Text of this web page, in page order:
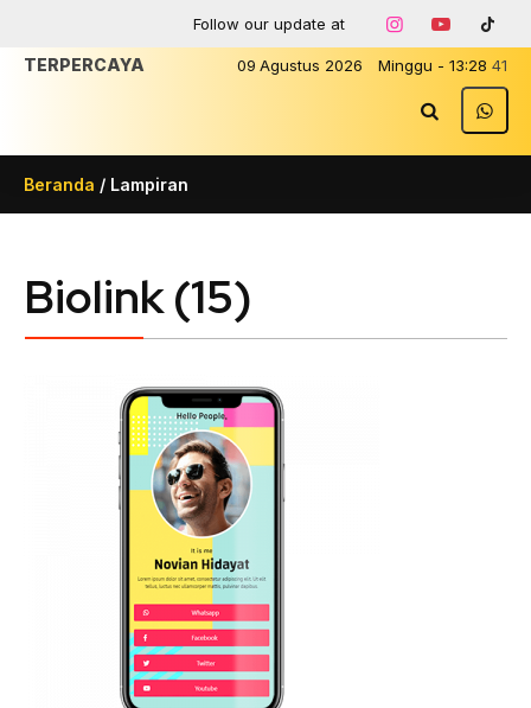
Follow our update at
09 Agustus 2026 Minggu - 13:28 41
TERPERCAYA
Beranda / Lampiran
Biolink (15)